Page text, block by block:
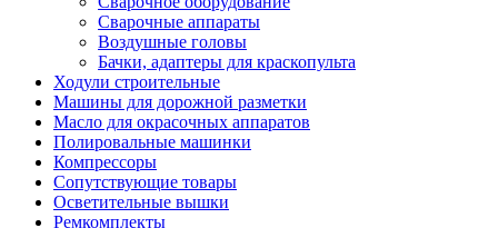
Сварочные аппараты
Воздушные головы
Бачки, адаптеры для краскопульта
Ходули строительные
Машины для дорожной разметки
Масло для окрасочных аппаратов
Полировальные машинки
Компрессоры
Сопутствующие товары
Осветительные вышки
Ремкомплекты